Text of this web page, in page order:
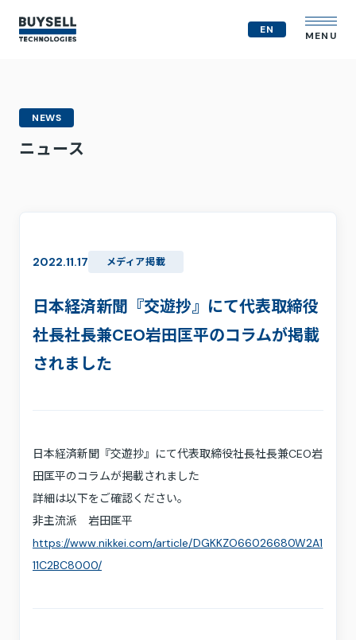
EN MENU
会社概要
人的資本
コンプライアンス体制
IR情報
ニュース
採用情報
サステナビリティ
プレスキット
NEWS
ニュース
2022.11.17 メディア掲載
日本経済新聞『交遊抄』にて代表取締役
社長社長兼CEO岩田匡平のコラムが掲載
されました
日本経済新聞『交遊抄』にて代表取締役社長社長兼CEO岩
田匡平のコラムが掲載されました
詳細は以下をご確認ください。
非主流派 岩田匡平
https://www.nikkei.com/article/DGKKZO66026680W2A1
11C2BC8000/